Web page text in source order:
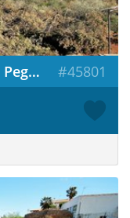
Bouwgrond te koop in Monte Pego / Spanje #45801